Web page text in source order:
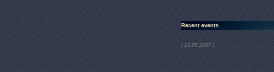
Recent events
( 13.05.2007 )